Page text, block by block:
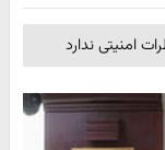
امنیتی ندارد